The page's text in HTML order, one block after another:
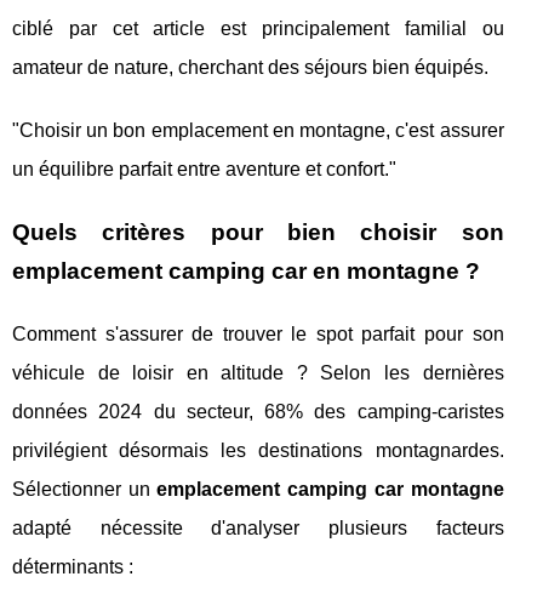
ciblé par cet article est principalement familial ou
amateur de nature, cherchant des séjours bien équipés.
"Choisir un bon emplacement en montagne, c'est assurer
un équilibre parfait entre aventure et confort."
Quels critères pour bien choisir son
emplacement camping car en montagne ?
Comment s'assurer de trouver le spot parfait pour son
véhicule de loisir en altitude ? Selon les dernières
données 2024 du secteur, 68% des camping-caristes
privilégient désormais les destinations montagnardes.
Sélectionner unemplacement camping car montagne
adapté nécessite d'analyser plusieurs facteurs
déterminants :